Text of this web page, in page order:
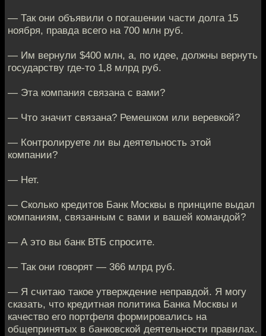
— Так они объявили о погашении части долга 15
ноября, правда всего на 700 млн руб.
— Им вернули $400 млн, а, по идее, должны вернуть
государству где-то 1,8 млрд руб.
— Эта компания связана с вами?
— Что значит связана? Ремешком или веревкой?
— Контролируете ли вы деятельность этой
компании?
— Нет.
— Сколько кредитов Банк Москвы в принципе выдал
компаниям, связанным с вами и вашей командой?
— А это вы банк ВТБ спросите.
— Так они говорят — 366 млрд руб.
— Я считаю такое утверждение неправдой. Я могу
сказать, что кредитная политика Банка Москвы и
качество его портфеля формировались на
общепринятых в банковской деятельности правилах.